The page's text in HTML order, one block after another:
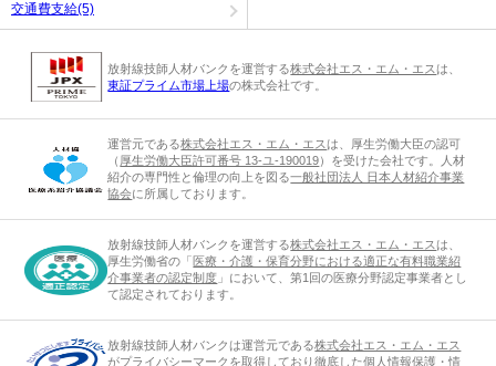
交通費支給(5)
放射線技師人材バンクを運営する株式会社エス・エム・エスは、
東証プライム市場上場の株式会社です。
運営元である株式会社エス・エム・エスは、厚生労働大臣の認可
（ 厚生労働大臣許可番号 13-ユ-190019）を受けた会社です。人材
紹介の専門性と倫理の向上を図る一般社団法人 日本人材紹介事業
協会に所属しております。
放射線技師人材バンクを運営する株式会社エス・エム・エスは、
厚生労働省の「 医療・介護・保育分野における適正な有料職業紹
介事業者の認定制度 」において、第1回の医療分野認定事業者とし
て認定されております。
放射線技師人材バンクは運営元である株式会社エス・エム・エス
がプライバシーマーク を取得しており徹底した個人情報保護・情